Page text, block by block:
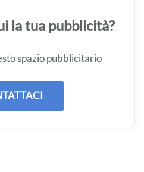
la tua pubblicità?
spazio pubblicitario